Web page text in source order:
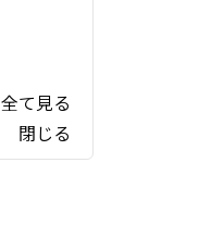
全て見る
閉じる